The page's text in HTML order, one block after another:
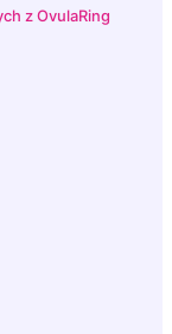
z OvulaRing